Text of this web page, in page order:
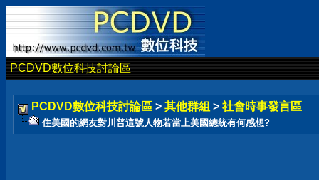
PCDVD數位科技討論區
PCDVD數位科技討論區 > 其他群組 > 社會時事發言區
住美國的網友對川普這號人物若當上美國總統有何感想?